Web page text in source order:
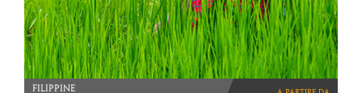
FILIPPINE